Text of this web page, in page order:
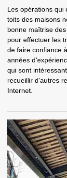
Les opérations qui
toits des maisons
bonne maîtrise
pour effectuer les
de faire confiance
années
qui sont
recueillir d'autres
Internet.